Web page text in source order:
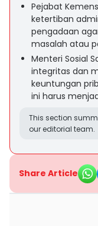
Pejabat
ketertiban
pengadaan
masalah atau
Menteri Sosial
integritas dan
keuntungan
ini harus
This section
our editorial team.
Share Article